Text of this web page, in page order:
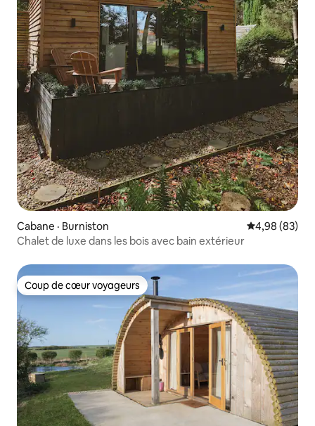
Cabane · Burniston Note
4,98 (83)
Chalet de luxe dans les bois avec bain extérieur
Coup de cœur voyageurs
Coup de cœur voyageurs